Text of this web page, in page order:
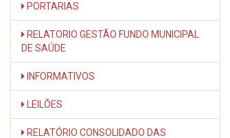
PORTARIAS
RELATORIO GESTÃO FUNDO MUNICIPAL
DE SAÚDE
INFORMATIVOS
LEILÕES
RELATÓRIO CONSOLIDADO DAS